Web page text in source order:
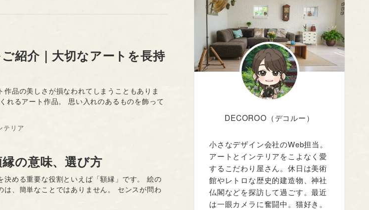
紹介｜大切なアートを長持
作品の美しさが損なわれてしまうこともありま
れるアート作品。 思い入れのあるものを飾って
テリア
の意味、選び方
決める重要な役割といえば「額縁」です。 絵の
は、簡単なことではありません。 センスが問わ
DECOROO（デコルー）
小さなデザイン会社のWeb担当。
アートとインテリアをこよなく愛
するこだわり屋さん。休日は美術
館やレトロな歴史的建造物、神社
仏閣などを探訪して過ごす。最近
は一眼カメラに奮闘中。猫好き。